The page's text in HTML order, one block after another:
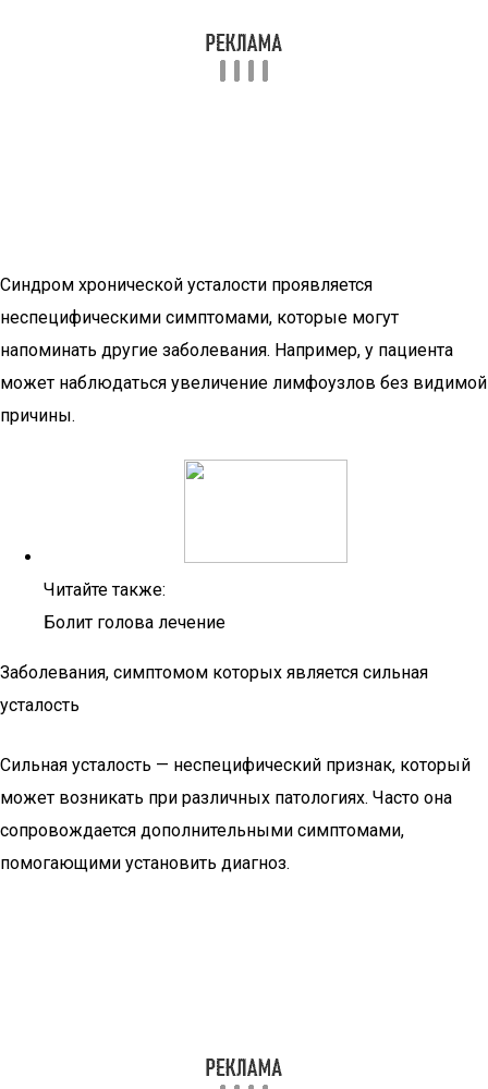
Синдром хронической усталости проявляется
неспецифическими симптомами, которые могут
напоминать другие заболевания. Например, у пациента
может наблюдаться увеличение лимфоузлов без видимой
причины.
Читайте также:
Болит голова лечение
Заболевания, симптомом которых является сильная
усталость
Сильная усталость — неспецифический признак, который
может возникать при различных патологиях. Часто она
сопровождается дополнительными симптомами,
помогающими установить диагноз.